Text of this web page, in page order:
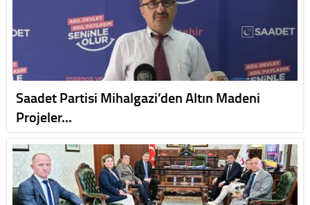
Saadet Partisi Mihalgazi’den Altın Madeni
Projeler…